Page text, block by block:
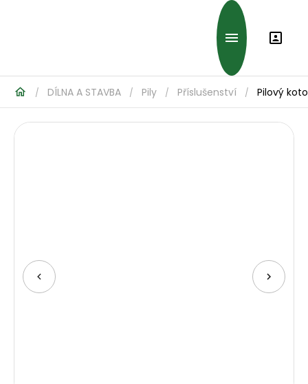
/ DÍLNA A STAVBA / Pily / Příslušenství / Pilový